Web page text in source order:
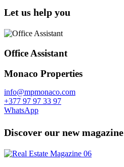
Let us help you
Office Assistant
Monaco Properties
info@mpmonaco.com
+377 97 97 33 97
WhatsApp
Discover our new magazine